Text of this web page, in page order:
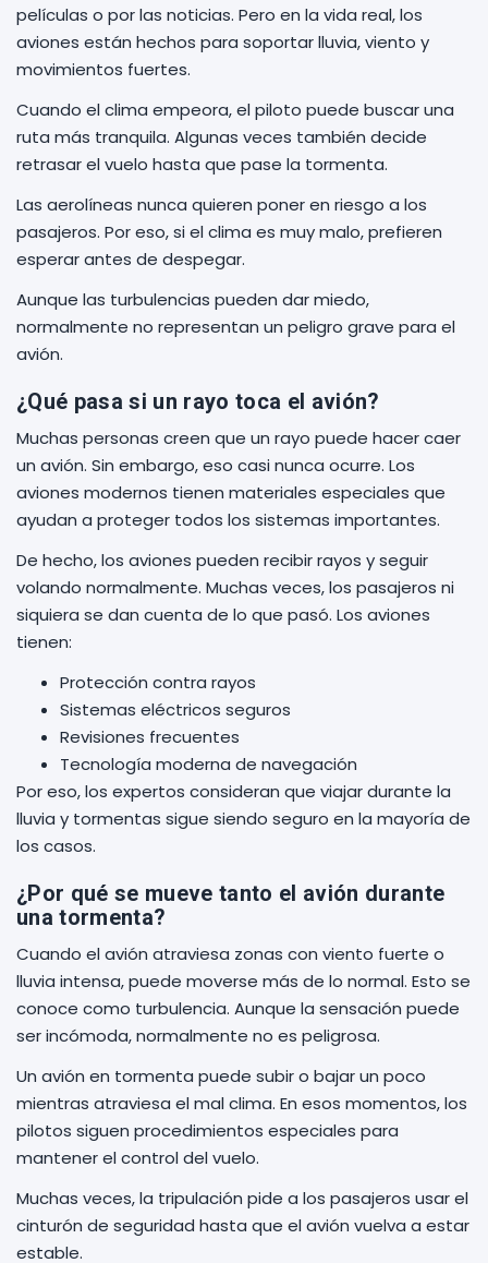
películas o por las noticias. Pero en la vida real, los
aviones están hechos para soportar lluvia, viento y
movimientos fuertes.
Cuando el clima empeora, el piloto puede buscar una
ruta más tranquila. Algunas veces también decide
retrasar el vuelo hasta que pase la tormenta.
Las aerolíneas nunca quieren poner en riesgo a los
pasajeros. Por eso, si el clima es muy malo, prefieren
esperar antes de despegar.
Aunque las turbulencias pueden dar miedo,
normalmente no representan un peligro grave para el
avión.
¿Qué pasa si un rayo toca el avión?
Muchas personas creen que un rayo puede hacer caer
un avión. Sin embargo, eso casi nunca ocurre. Los
aviones modernos tienen materiales especiales que
ayudan a proteger todos los sistemas importantes.
De hecho, los aviones pueden recibir rayos y seguir
volando normalmente. Muchas veces, los pasajeros ni
siquiera se dan cuenta de lo que pasó. Los aviones
tienen:
Protección contra rayos
Sistemas eléctricos seguros
Revisiones frecuentes
Tecnología moderna de navegación
Por eso, los expertos consideran que viajar durante la
lluvia y tormentas sigue siendo seguro en la mayoría de
los casos.
¿Por qué se mueve tanto el avión durante
una tormenta?
Cuando el avión atraviesa zonas con viento fuerte o
lluvia intensa, puede moverse más de lo normal. Esto se
conoce como turbulencia. Aunque la sensación puede
ser incómoda, normalmente no es peligrosa.
Un avión en tormenta puede subir o bajar un poco
mientras atraviesa el mal clima. En esos momentos, los
pilotos siguen procedimientos especiales para
mantener el control del vuelo.
Muchas veces, la tripulación pide a los pasajeros usar el
cinturón de seguridad hasta que el avión vuelva a estar
estable.